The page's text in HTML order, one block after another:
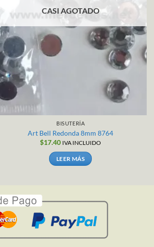
CASI AGOTADO
BISUTERÍA
Art Bell Redonda 8mm 8764
$17.40 IVA INCLUIDO
LEER MÁS